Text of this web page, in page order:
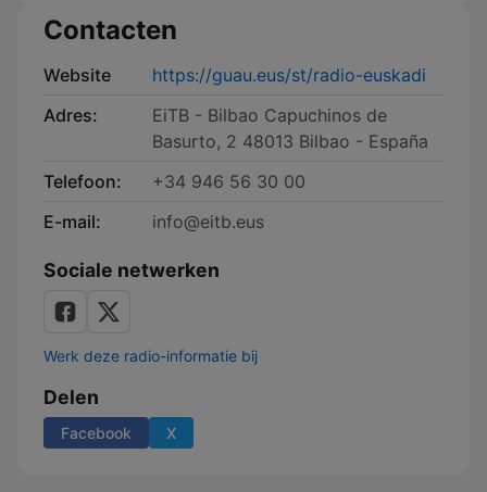
Contacten
Website
https://guau.eus/st/radio-euskadi
Adres:
EiTB - Bilbao Capuchinos de
Basurto, 2 48013 Bilbao - España
Telefoon:
+34 946 56 30 00
E-mail:
info@eitb.eus
Sociale netwerken
Werk deze radio-informatie bij
Delen
Facebook X